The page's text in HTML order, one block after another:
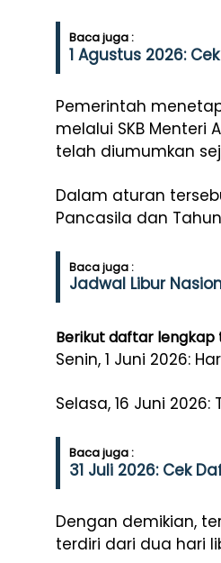
Baca juga :
1 Agustus 2026:
Pemerintah
melalui SKB Menteri
telah diumumkan
Dalam aturan
Pancasila dan
Baca juga :
Jadwal Libur
Berikut daftar lengkap
Senin, 1 Juni 2026:
Selasa, 16 Juni
Baca juga :
31 Juli 2026: Cek
Dengan demikian,
terdiri dari dua hari